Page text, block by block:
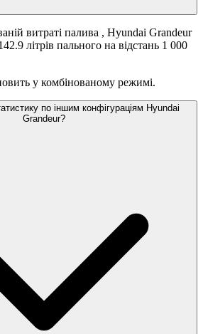
витраті палива , Hyundai Grandeur
літрів пального на відстань 1 000
у комбінованому режимі.
по іншим конфігураціям Hyundai
Grandeur?